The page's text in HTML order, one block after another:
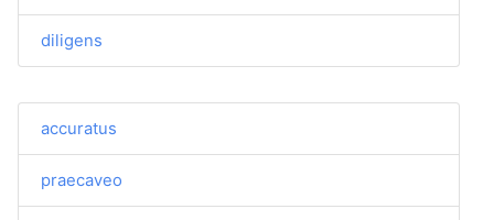
diligens
accuratus
praecaveo